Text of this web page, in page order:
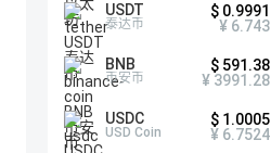
USDT
泰达币
$ 0.9991
¥ 6.743
BNB
币安币
$ 591.38
¥ 3991.28
USDC
USD Coin
$ 1.0005
¥ 6.7524